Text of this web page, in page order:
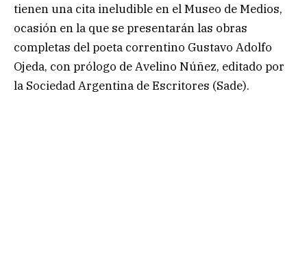
tienen una cita ineludible en el Museo de Medios,
ocasión en la que se presentarán las obras
completas del poeta correntino Gustavo Adolfo
Ojeda, con prólogo de Avelino Núñez, editado por
la Sociedad Argentina de Escritores (Sade).